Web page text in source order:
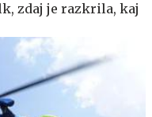
zdaj je razkrila, kaj